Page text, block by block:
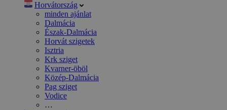
Horvátország
minden ajánlat
Dalmácia
Észak-Dalmácia
Horvát szigetek
Isztria
Krk sziget
Kvarner-öböl
Közép-Dalmácia
Pag sziget
Vodice
…